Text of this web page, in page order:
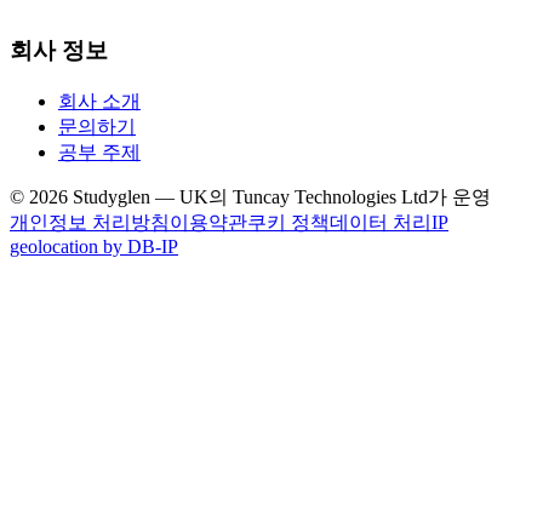
회사 정보
회사 소개
문의하기
공부 주제
© 2026 Studyglen — UK의 Tuncay Technologies Ltd가 운영
개인정보 처리방침이용약관쿠키 정책데이터 처리 IP
geolocation by DB-IP